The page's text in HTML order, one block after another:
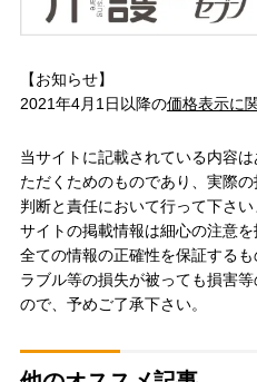
【お知らせ】
2021年4月1日以降の価格表示に
当サイトに記載されている内容
ただくためのものであり、実際
判断と責任において行って下さ
サイトの掲載情報は細心の注意
全ての情報の正確性を保証する
ラブル等の損失が被っても損害
ので、予めご了承下さい。